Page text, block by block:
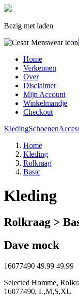
Bezig met laden
Home
Verkennen
Over
Disclaimer
Mijn Account
Winkelmandje
Checkout
KledingSchoenen
Home
Kleding
Rolkraag
Basic
Kleding
Rolkraag >
Dave mock
16077490 49.99 49.99
Selected Homme,
16077490, L,M,S,XL